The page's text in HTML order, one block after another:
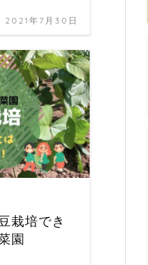
2021年7月30日
栽培でき
園